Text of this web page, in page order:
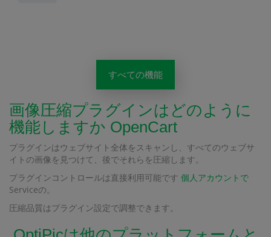
すべての機能
画像圧縮プラグインはどのように
機能しますか OpenCart
プラグインはウェブサイト全体をスキャンし、すべてのウェブサ
イトの画像を見つけて、後でそれらを圧縮します。
プラグインコントロールは直接利用可能です 個人アカウントで
Serviceの。
圧縮品質はプラグイン設定で調整できます。